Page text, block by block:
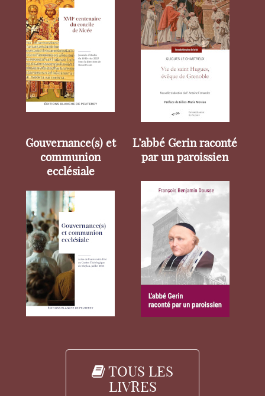
Gouvernance(s) et
communion
ecclésiale
L’abbé Gerin raconté
par un paroissien
TOUS LES
LIVRES